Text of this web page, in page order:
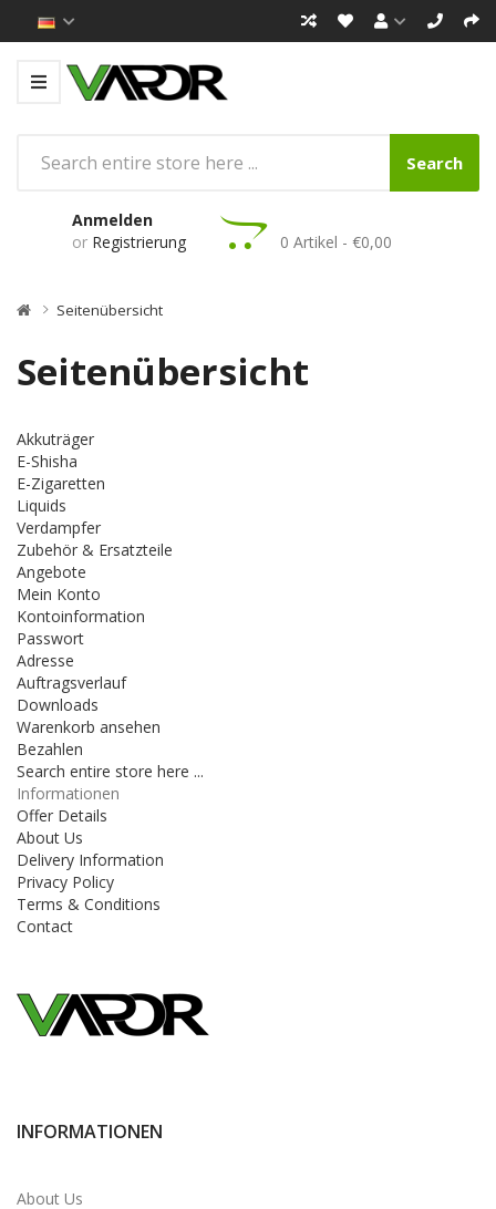
Search
Anmelden
or Registrierung 0 Artikel - €0,00
Seitenübersicht
Seitenübersicht
Akkuträger
E-Shisha
E-Zigaretten
Liquids
Verdampfer
Zubehör & Ersatzteile
Angebote
Mein Konto
Kontoinformation
Passwort
Adresse
Auftragsverlauf
Downloads
Warenkorb ansehen
Bezahlen
Search entire store here ...
Informationen
Offer Details
About Us
Delivery Information
Privacy Policy
Terms & Conditions
Contact
INFORMATIONEN
About Us